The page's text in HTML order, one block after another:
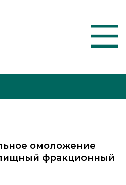
УСЛУГИ И ЦЕНЫ
омоложение
фракционный